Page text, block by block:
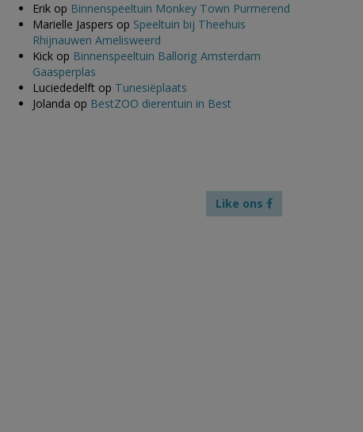
Erik op Binnenspeeltuin Monkey Town Purmerend
Marielle Jaspers op Speeltuin bij Theehuis
Rhijnauwen Amelisweerd
Kick op Binnenspeeltuin Ballorig Amsterdam
Gaasperplas
Luciededelft op Tunesiëplaats
Jolanda op BestZOO dierentuin in Best
Like ons